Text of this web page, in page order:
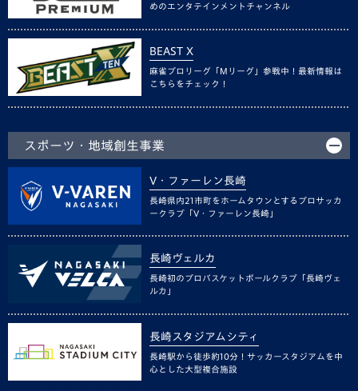
めのエンタテインメントチャンネル
BEAST X
麻雀プロリーグ「Mリーグ」参戦中！最新情報は
こちらをチェック！
スポーツ・地域創生事業
V・ファーレン長崎
長崎県内21市町をホームタウンとするプロサッカ
ークラブ「V・ファーレン長崎」
長崎ヴェルカ
長崎初のプロバスケットボールクラブ「長崎ヴェ
ルカ」
長崎スタジアムシティ
長崎駅から徒歩約10分！サッカースタジアムを中
心とした大型複合施設